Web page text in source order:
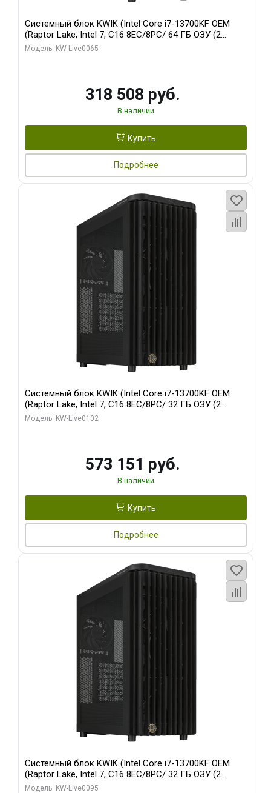
Системный блок KWIK (Intel Core i7-13700KF OEM
(Raptor Lake, Intel 7, C16 8EC/8PC/ 64 ГБ ОЗУ (2
модуля)/ ASUS RTX5080 PROART OC 16GB GDDR7
Модель: KW-Live0065
318 508 руб.
В наличии
Купить
Подробнее
Системный блок KWIK (Intel Core i7-13700KF OEM
(Raptor Lake, Intel 7, C16 8EC/8PC/ 32 ГБ ОЗУ (2
модуля)/ Afox RTX4090 24GB GDDR6X 384-Bit 3xDP
Модель: KW-Live0102
573 151 руб.
В наличии
Купить
Подробнее
Системный блок KWIK (Intel Core i7-13700KF OEM
(Raptor Lake, Intel 7, C16 8EC/8PC/ 32 ГБ ОЗУ (2
модуля)/ Afox RTX4090 24GB GDDR6X 384-Bit 3xDP
Модель: KW-Live0095